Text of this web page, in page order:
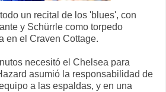
un recital de los 'blues', con
y Schürrle como torpedo
en el Craven Cottage.
necesitó el Chelsea para
asumió la responsabilidad de
a las espaldas, y en una